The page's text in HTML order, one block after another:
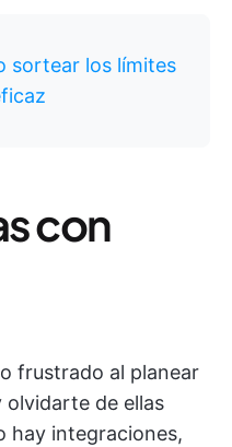
sortear los límites
con
frustrado al planear
olvidarte de ellas
hay integraciones,